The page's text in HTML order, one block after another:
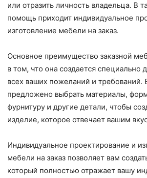
или отразить личность владельца. В
помощь приходит индивидуальное
изготовление мебели на заказ.
Основное преимущество заказной
в том, что она создается специально
всех ваших пожеланий и
предложено выбрать материалы,
фурнитуру и другие детали, чтобы
изделие, которое отвечает вашим
Индивидуальное проектирование и
мебели на заказ позволяет вам
который полностью отражает вашу